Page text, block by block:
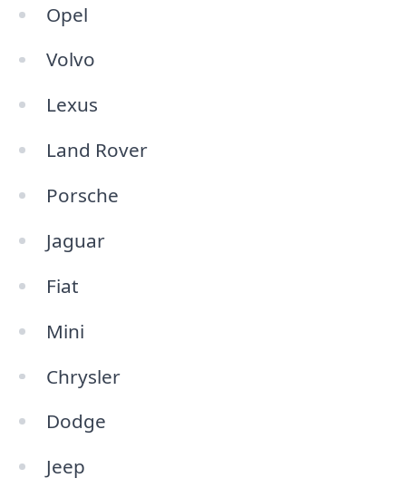
Opel
Volvo
Lexus
Land Rover
Porsche
Jaguar
Fiat
Mini
Chrysler
Dodge
Jeep